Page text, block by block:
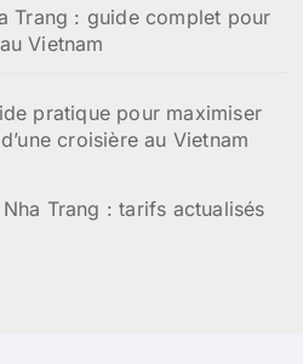
Trang : guide complet pour
Vietnam
pratique pour maximiser
croisière au Vietnam
Trang : tarifs actualisés